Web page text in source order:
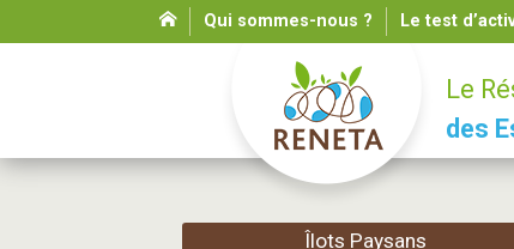
Qui sommes-nous ? Le test
Le
des
Îlots Paysans